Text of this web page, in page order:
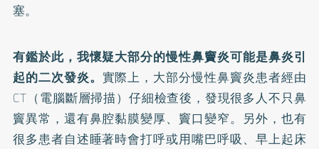
塞。
有鑑於此，我懷疑大部分的慢性鼻竇炎可能是鼻炎引
起的二次發炎。 實際上，大部分慢性鼻竇炎患者經由
CT（電腦斷層掃描）仔細檢查後，發現很多人不只鼻
竇異常，還有鼻腔黏膜變厚、竇口變窄。另外，也有
很多患者自述睡著時會打呼或用嘴巴呼吸、早上起床